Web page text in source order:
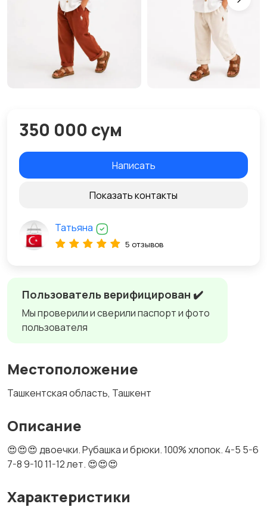
Пользователь верифицирован ✔️
Мы проверили и сверили паспорт и фото
пользователя
Местоположение
Ташкентская область, Ташкент
Описание
😍😍😍 двоечки. Рубашка и брюки. 100% хлопок. 4-5 5-6
7-8 9-10 11-12 лет. 😍😍😍
Характеристики
350 000 сум
Написать
Показать контакты
Татьяна
5 отзывов